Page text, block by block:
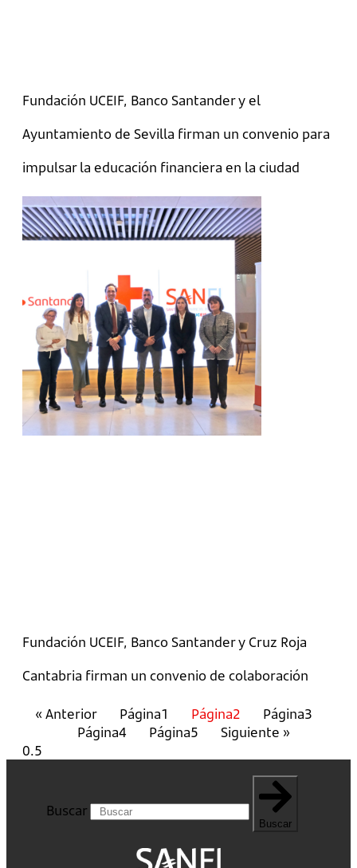
Fundación UCEIF, Banco Santander y el
Ayuntamiento de Sevilla firman un convenio para
impulsar la educación financiera en la ciudad
Fundación UCEIF, Banco Santander y Cruz Roja
Cantabria firman un convenio de colaboración
« Anterior Página1 Página2 Página3
Página4 Página5 Siguiente »
Buscar
Buscar